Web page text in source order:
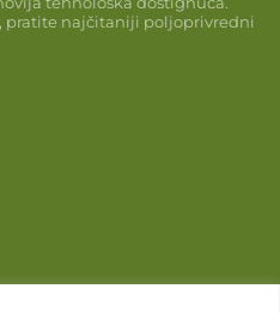
pratite najčitaniji poljoprivredni